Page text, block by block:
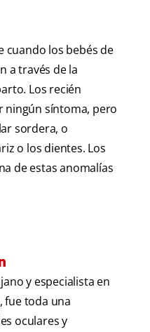
cuando los bebés de
a través de la
Los recién
ningún síntoma, pero
sordera, o
o los dientes. Los
de estas anomalías
y especialista en
fue toda una
oculares y